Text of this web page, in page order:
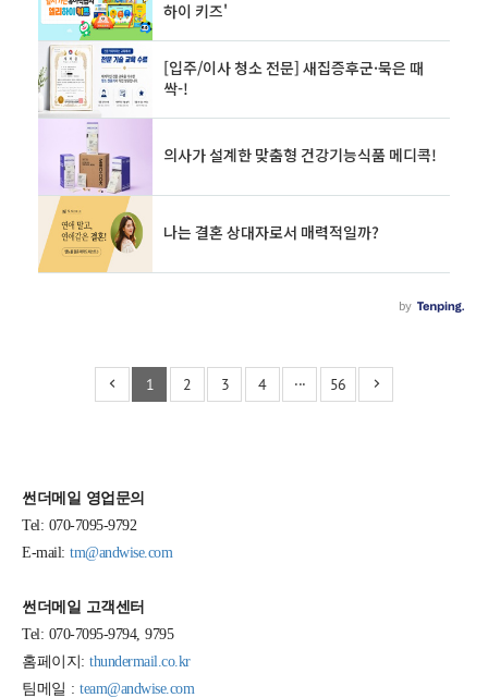
1 2 3 4 ··· 56
썬더메일 영업문의
Tel: 070-7095-9792
E-mail: tm@andwise.com
썬더메일 고객센터
Tel: 070-7095-9794, 9795
홈페이지: thundermail.co.kr
팀메일 : team@andwise.com